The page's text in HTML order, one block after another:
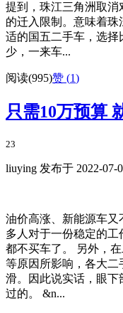
提到，珠江三角洲取
的迁入限制。意味着
适的国五二手车，选择
少，一来车...
阅读(995)赞 (1)
只需10万预算
23
liuying 发布于 2022-07-
油价高涨、新能源车
多人对于一份稳定的
都不买车了。 另外，
等原因所影响，各大
滑。因此说实话，眼
过的。 &n...